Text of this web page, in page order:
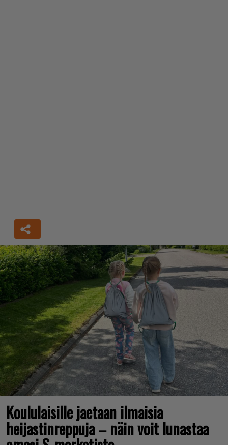
Koululaisille jaetaan ilmaisia
heijastinreppuja – näin voit lunastaa